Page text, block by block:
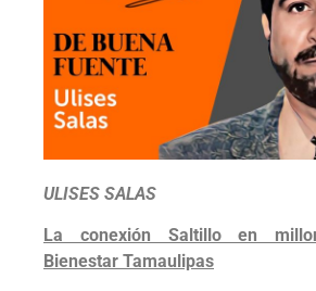
ULISES SALAS
La conexión Saltillo en
Bienestar Tamaulipas